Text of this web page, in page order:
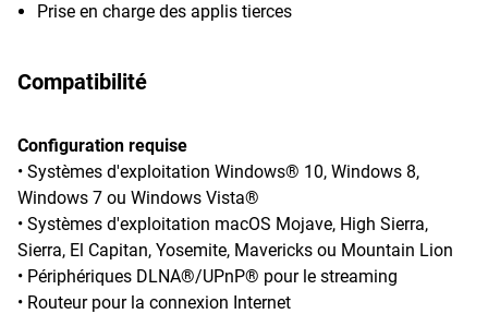
Prise en charge des applis tierces
Compatibilité
Configuration requise
• Systèmes d'exploitation Windows® 10, Windows 8,
Windows 7 ou Windows Vista®
• Systèmes d'exploitation macOS Mojave, High Sierra,
Sierra, El Capitan, Yosemite, Mavericks ou Mountain Lion
• Périphériques DLNA®/UPnP® pour le streaming
• Routeur pour la connexion Internet